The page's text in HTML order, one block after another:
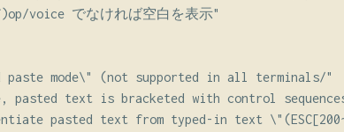
voice でなければ空白を表示"
paste mode\" (not supported in all terminals/"
pasted text is bracketed with control
pasted text from typed-in text